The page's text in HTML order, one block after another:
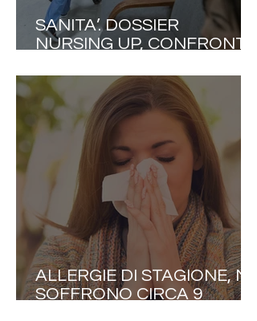
SANITA’. DOSSIER
NURSING UP, CONFRONTO
INTERNAZIONALI SHOCK
SULLA SICUREZZA
CLINICA.
ALLERGIE DI STAGIONE, NE
SOFFRONO CIRCA 9